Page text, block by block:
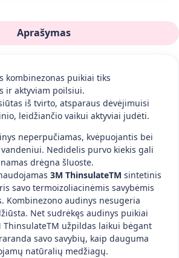
Aprašymas
kombinezonas puikiai tiks
ir aktyviam poilsiui.
iš tvirto, atsparaus dėvėjimuisi
leidžiančio vaikui aktyviai judėti.
neperpučiamas, kvėpuojantis bei
Nedidelis purvo kiekis gali
drėgna šluoste.
3M ThinsulateTM sintetinis
savo termoizoliacinėmis savybėmis
Kombinezono audinys nesugeria
Net sudrėkęs audinys puikiai
ThinsulateTM užpildas laikui bėgant
savo savybių, kaip dauguma
natūralių medžiagų.